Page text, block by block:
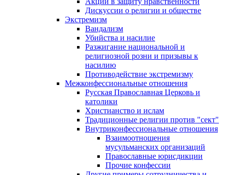
Дискуссии о религии и обществе
Экстремизм
Вандализм
Убийства и насилие
Разжигание национальной и
религиозной розни и призывы к
насилию
Противодействие экстремизму
Межконфессиональные отношения
Русская Православная Церковь и
католики
Христианство и ислам
Традиционные религии против "сект"
Внутриконфессиональные отношения
Взаимоотношения
мусульманских организаций
Православные юрисдикции
Прочие конфессии